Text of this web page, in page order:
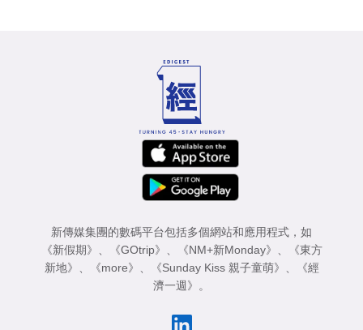
新傳媒集團的數碼平台包括多個網站和應用程式，如
《新假期》
《GOtrip》 《NM+新Monday》
《東方
新地》
《more》 《Sunday Kiss 親子童萌》
《經
濟一週》
。